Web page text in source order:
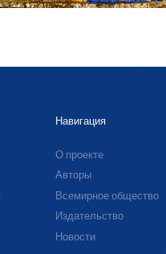
Навигация
О проекте
Авторы
Всемирное общество
Издательство
Новости